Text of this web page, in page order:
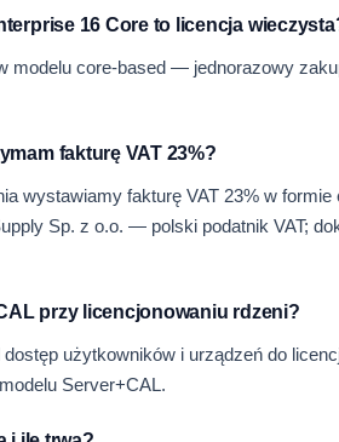
16 Core to licencja
modelu core-based — jednorazowy
fakturę VAT 23%?
wystawiamy fakturę VAT 23% w
Sp. z o.o. — polski podatnik VAT;
przy licencjonowaniu rdzeni?
użytkowników i urządzeń do
Server+CAL.